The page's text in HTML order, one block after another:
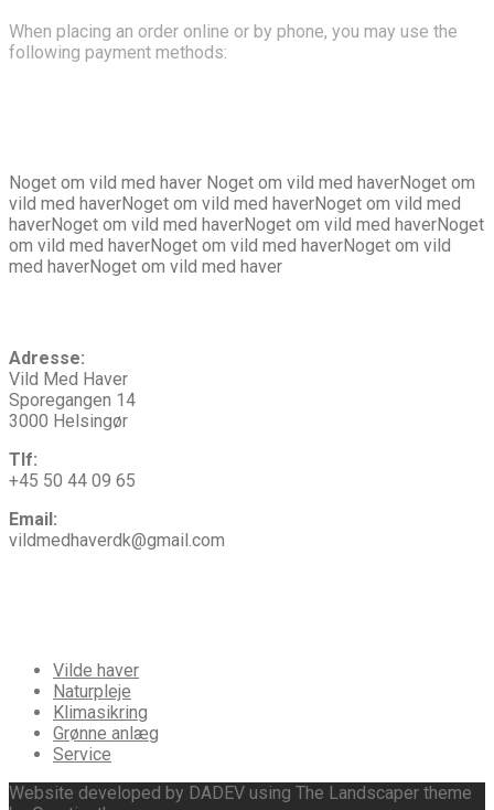
When placing an order online or by phone, you may use the
following payment methods:
Noget om vild med haver Noget om vild med haverNoget om
vild med haverNoget om vild med haverNoget om vild med
haverNoget om vild med haverNoget om vild med haverNoget
om vild med haverNoget om vild med haverNoget om vild
med haverNoget om vild med haver
Adresse:
Vild Med Haver
Sporegangen 14
3000 Helsingør
Tlf:
+45 50 44 09 65
Email:
vildmedhaverdk@gmail.com
Vilde haver
Naturpleje
Klimasikring
Grønne anlæg
Service
Website developed by DADEV using The Landscaper theme